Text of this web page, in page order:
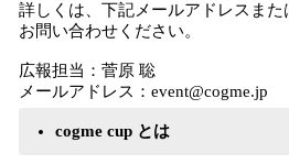
詳しくは、下記メールアドレスまた
お問い合わせください。
広報担当：菅原 聡
メールアドレス：event@cogme.jp
cogme cup とは